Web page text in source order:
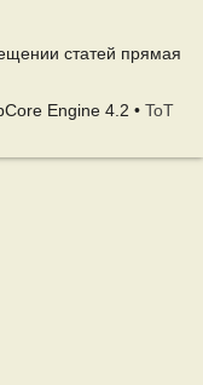
статей прямая
Engine 4.2 • ToT